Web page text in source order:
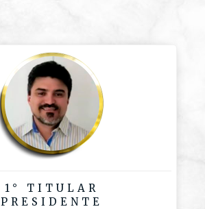
1° TITULAR
PRESIDENTE